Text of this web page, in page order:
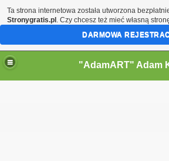
Ta strona internetowa została utworzona
Stronygratis.pl . Czy chcesz też mieć własną
DARMOWA